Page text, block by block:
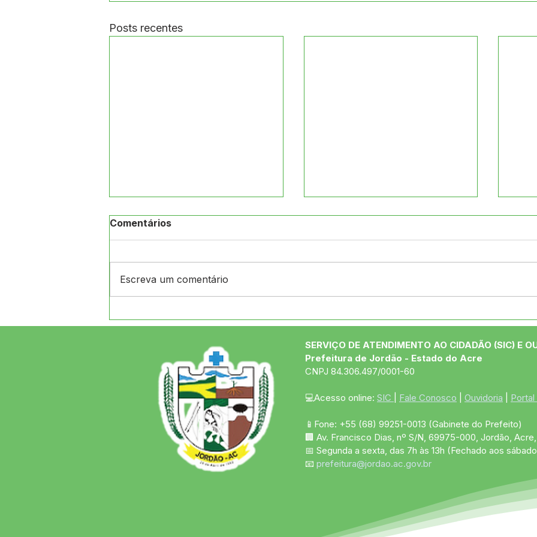
Posts recentes
MAXIMANI 2026 Entrega
Consolida a Força da
Cultura em Jordão
com vasta programação
esportiva, inaugurações e
show nacional de Evoney
Fernandes
de
Comentários
Escreva um comentário
SERVIÇO DE ATENDIMENTO AO CIDADÃO (SIC) E
Prefeitura de Jordão - Estado do Acre
CNPJ 84.306.497/0001-60
💻Acesso online: SIC Fale Conosco Ouvidoria
📱Fone: +55 (68) 99251-0013 (Gabinete do Prefeito)
🏢 Av. Francisco Dias, nº S/N, 69975-000, Jordão,
📅 Segunda a sexta, das 7h às 13h (Fechado aos
📧 prefeitura@jordao.ac.gov.br